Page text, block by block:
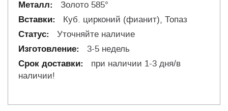
Золото 585°
Куб. цирконий (фианит), Топаз
Уточняйте наличие
3-5 недель
при наличии 1-3 дня/в
наличии!